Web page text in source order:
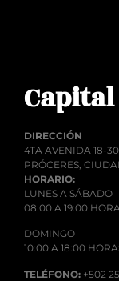
Capital
DIRECCIÓN
4TA AVENIDA 18-
PRÓCERES,
HORARIO:
LUNES A SÁBADO
08:00 A 19:00
DOMINGO
10:00 A 18:00
TELÉFONO: +502